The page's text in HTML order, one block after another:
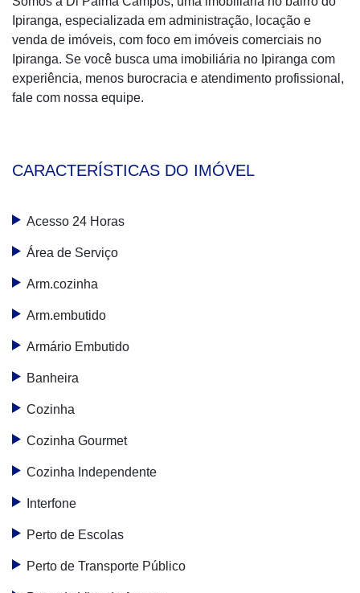
Ipiranga, especializada em administração, locação e
venda de imóveis, com foco em imóveis comerciais no
Ipiranga. Se você busca uma imobiliária no Ipiranga com
experiência, menos burocracia e atendimento profissional,
fale com nossa equipe.
CARACTERÍSTICAS DO IMÓVEL
Acesso 24 Horas
Área de Serviço
Arm.cozinha
Arm.embutido
Armário Embutido
Banheira
Cozinha
Cozinha Gourmet
Cozinha Independente
Interfone
Perto de Escolas
Perto de Transporte Público